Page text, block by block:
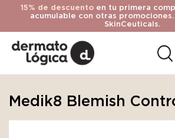
15% de descuentoen tu primera
acumulable con otras
SkinCeuticals.
Medik8 Blemish